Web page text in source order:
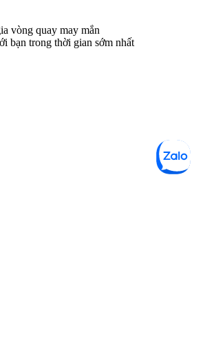
vòng quay may mắn
bạn trong thời gian sớm nhất